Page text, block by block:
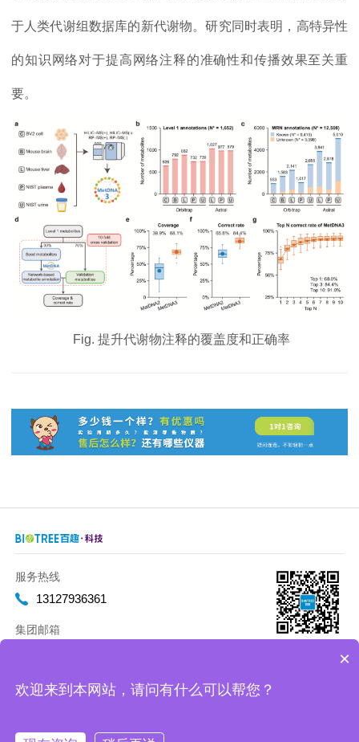
于人类代谢组数据库的新代谢物。研究同时表明，高特异性
的知识网络对于提高网络注释的准确性和传播效果至关重
要。
Fig. 提升代谢物注释的覆盖度和正确率
服务热线
13127936361
集团邮箱
×
欢迎来到本网站，请问有什么可以帮您？